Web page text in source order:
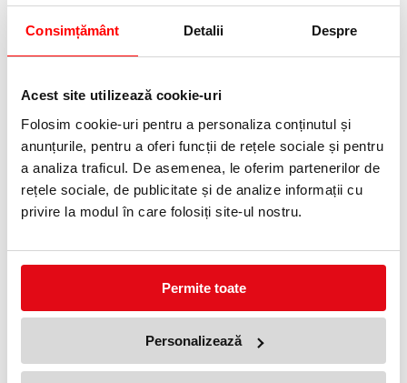
Consimțământ Detalii Despre
Acest site utilizează cookie-uri
Folosim cookie-uri pentru a personaliza conținutul și
anunțurile, pentru a oferi funcții de rețele sociale și pentru
a analiza traficul. De asemenea, le oferim partenerilor de
rețele sociale, de publicitate și de analize informații cu
privire la modul în care folosiți site-ul nostru.
Permite toate
Personalizează
Xpress Multifold Countertop
Stainless 460005 Tork
pliate Xpress Multifold
Countertop negru 552208 Tork